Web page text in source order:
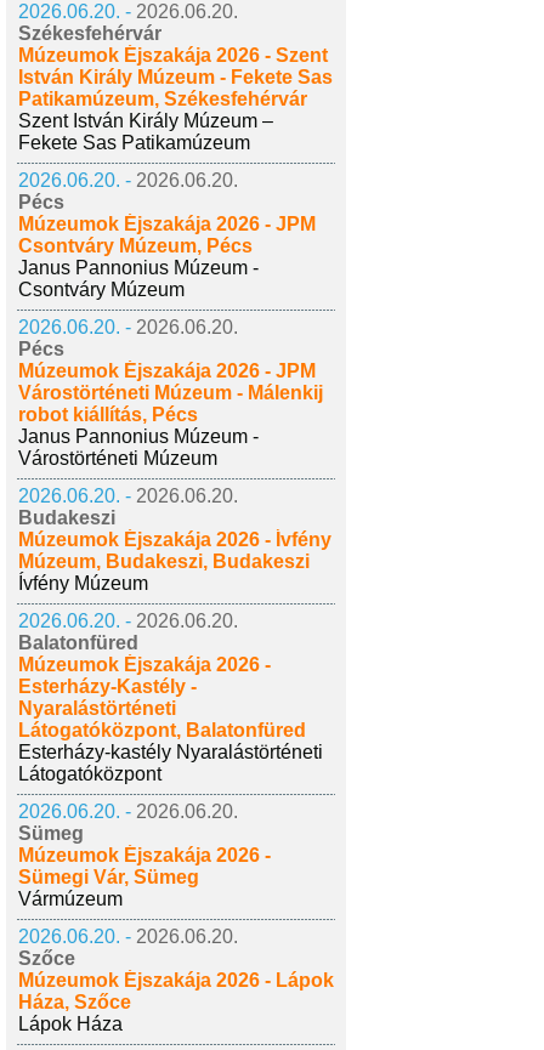
2026.06.20. - 2026.06.20.
Székesfehérvár
Múzeumok Éjszakája 2026 - Szent
István Király Múzeum - Fekete Sas
Patikamúzeum, Székesfehérvár
Szent István Király Múzeum –
Fekete Sas Patikamúzeum
2026.06.20. - 2026.06.20.
Pécs
Múzeumok Éjszakája 2026 - JPM
Csontváry Múzeum, Pécs
Janus Pannonius Múzeum -
Csontváry Múzeum
2026.06.20. - 2026.06.20.
Pécs
Múzeumok Éjszakája 2026 - JPM
Várostörténeti Múzeum - Málenkij
robot kiállítás, Pécs
Janus Pannonius Múzeum -
Várostörténeti Múzeum
2026.06.20. - 2026.06.20.
Budakeszi
Múzeumok Éjszakája 2026 - Ívfény
Múzeum, Budakeszi, Budakeszi
Ívfény Múzeum
2026.06.20. - 2026.06.20.
Balatonfüred
Múzeumok Éjszakája 2026 -
Esterházy-Kastély -
Nyaralástörténeti
Látogatóközpont, Balatonfüred
Esterházy-kastély Nyaralástörténeti
Látogatóközpont
2026.06.20. - 2026.06.20.
Sümeg
Múzeumok Éjszakája 2026 -
Sümegi Vár, Sümeg
Vármúzeum
2026.06.20. - 2026.06.20.
Szőce
Múzeumok Éjszakája 2026 - Lápok
Háza, Szőce
Lápok Háza